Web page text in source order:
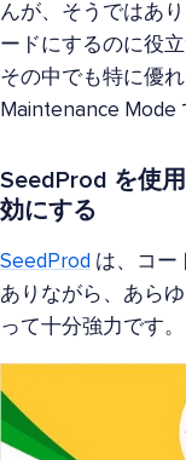
んが、そうではあ
ードにするのに役
その中でも特に優
Maintenance Mode
SeedProd を使
効にする
SeedProd は、コー
ありながら、あら
って十分強力です。